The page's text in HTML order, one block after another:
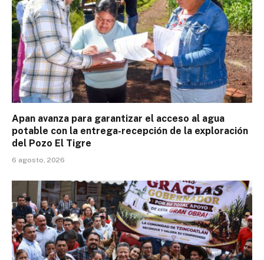
Apan avanza para garantizar el acceso al agua
potable con la entrega-recepción de la exploración
del Pozo El Tigre
6 agosto, 2026